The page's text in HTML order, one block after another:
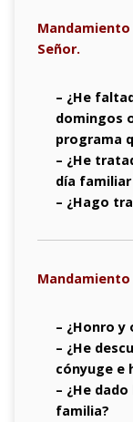
Señor.
– ¿He
domingos
programa
– ¿He
día familiar
– ¿Hago
– ¿Honro y
– ¿He
cónyuge e
– ¿He
familia?